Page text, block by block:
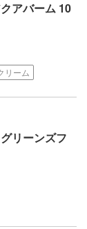
アバーム 10
リーム
リーンズフ